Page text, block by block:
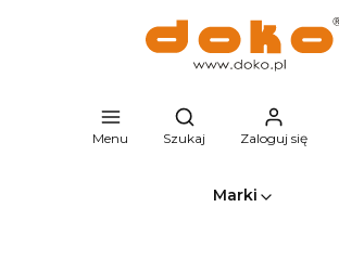
Menu
Otwórz wyszukiwarkę
Szukaj Zaloguj się
Marki